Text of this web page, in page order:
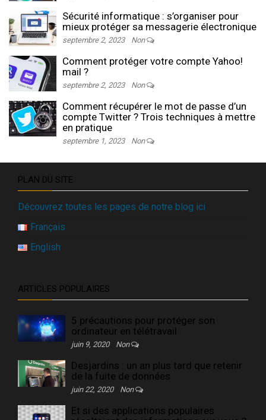
Sécurité informatique : s’organiser pour
mieux protéger sa messagerie électronique
septembre 2, 2023 Non
Comment protéger votre compte Yahoo!
mail ?
septembre 2, 2023 Non
Comment récupérer le mot de passe d’un
compte Twitter ? Trois techniques à mettre
en pratique
septembre 1, 2023 Non
PLAN DU SITE
Découvrez toutes les pages de notre blog ici
Français
English
ARTICLES POPULAIRES
5 précautions pour protéger son
ordinateur en télétravail
juin 9, 2020 Non
Desjardins : un an plus tard que retenir
de la fuite de données
juin 22, 2020 Non
Et si des applications populaires